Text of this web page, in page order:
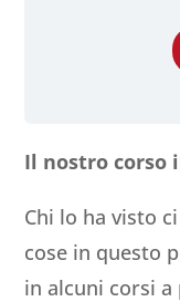
Il nostro corso
Chi lo ha visto
cose in questo
in alcuni corsi